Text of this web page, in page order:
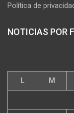
Política de
NOTICIAS POR
L M